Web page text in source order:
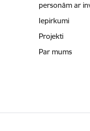
personām ar
Iepirkumi
Projekti
Par mums